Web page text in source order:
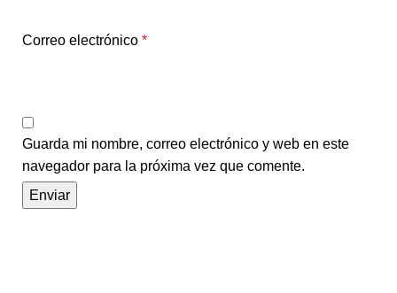
Correo electrónico *
Guarda mi nombre, correo electrónico y web en este
navegador para la próxima vez que comente.